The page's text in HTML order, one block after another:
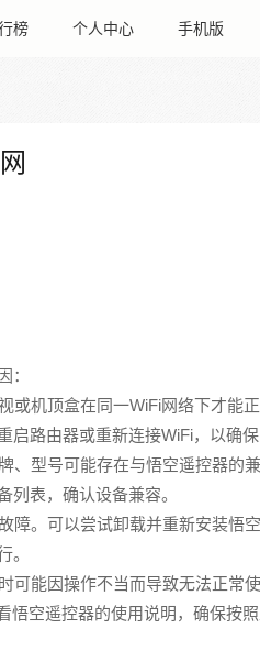
榜 个人中心 手机版
：
或机顶盒在同一WiFi网络下才能
路由器或重新连接WiFi，以确保
、型号可能存在与悟空遥控器的
列表，确认设备兼容。
障。可以尝试卸载并重新安装悟
。
可能因操作不当而导致无法正常
悟空遥控器的使用说明，确保按